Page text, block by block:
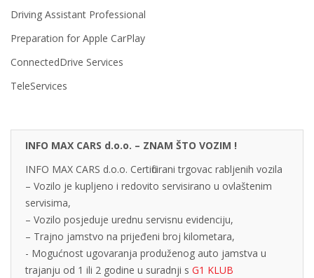
Driving Assistant Professional
Preparation for Apple CarPlay
ConnectedDrive Services
TeleServices
INFO MAX CARS d.o.o. – ZNAM ŠTO VOZIM !
INFO MAX CARS d.o.o. Certificirani trgovac rabljenih vozila
– Vozilo je kupljeno i redovito servisirano u ovlaštenim
servisima,
– Vozilo posjeduje urednu servisnu evidenciju,
– Trajno jamstvo na prijeđeni broj kilometara,
- Mogućnost ugovaranja produženog auto jamstva u
trajanju od 1 ili 2 godine u suradnji s G1 KLUB